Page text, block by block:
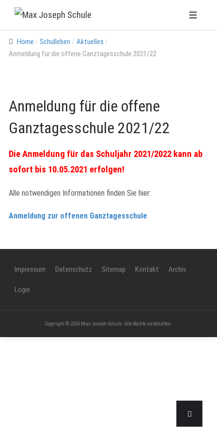
Home Schulleben
Aktuelles
Anmeldung für die offene Ganztagesschule 2021/22
Anmeldung für die offene
Ganztagesschule 2021/22
Die Anmeldung für das Schuljahr 2021/2022 kann ab
sofort bis 10.05.2021 erfolgen!
Alle notwendigen Informationen finden Sie hier:
Anmeldung zur offenen Ganztagesschule
Impressum Datenschutz Sitemap Kontakt Archiv
Login
Copyright © 2026 Max-Joseph-Schule. Alle Rechte vorbehalten.